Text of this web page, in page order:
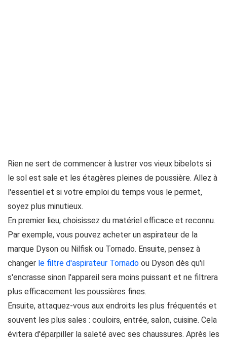
Rien ne sert de commencer à lustrer vos vieux bibelots si
le sol est sale et les étagères pleines de poussière. Allez à
l'essentiel et si votre emploi du temps vous le permet,
soyez plus minutieux.
En premier lieu, choisissez du matériel efficace et reconnu.
Par exemple, vous pouvez acheter un aspirateur de la
marque Dyson ou Nilfisk ou Tornado. Ensuite, pensez à
changer le filtre d'aspirateur Tornado ou Dyson dès qu'il
s'encrasse sinon l'appareil sera moins puissant et ne filtrera
plus efficacement les poussières fines.
Ensuite, attaquez-vous aux endroits les plus fréquentés et
souvent les plus sales : couloirs, entrée, salon, cuisine. Cela
évitera d'éparpiller la saleté avec ses chaussures. Après les